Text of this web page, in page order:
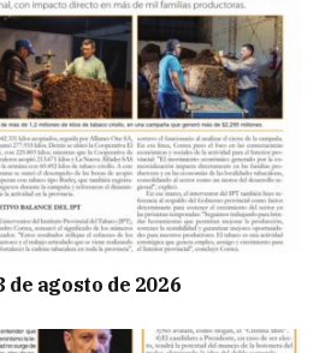
agosto de 2026